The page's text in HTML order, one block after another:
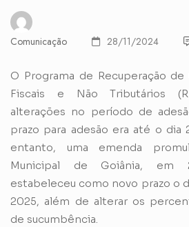
Comunicação 28/11/2024
O Programa de Recuperação
Fiscais e Não Tributários
alterações no período de
prazo para adesão era até o
entanto, uma emenda
Municipal de Goiânia, em
estabeleceu como novo prazo o
2025, além de alterar os
de sucumbência.